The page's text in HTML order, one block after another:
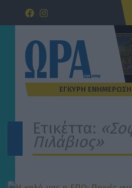
Μετάβαση
Ετικέττα:
Πιλάβιος»